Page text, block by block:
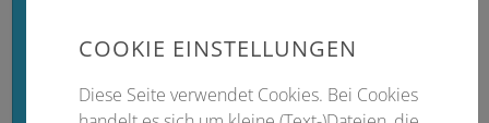
Hier finden Sie das aktuelle Abstractband.
karger.com/tmh/issue/52/Suppl.%201
COOKIE EINSTELLUNGEN
Diese Seite verwendet Cookies. Bei Cookies